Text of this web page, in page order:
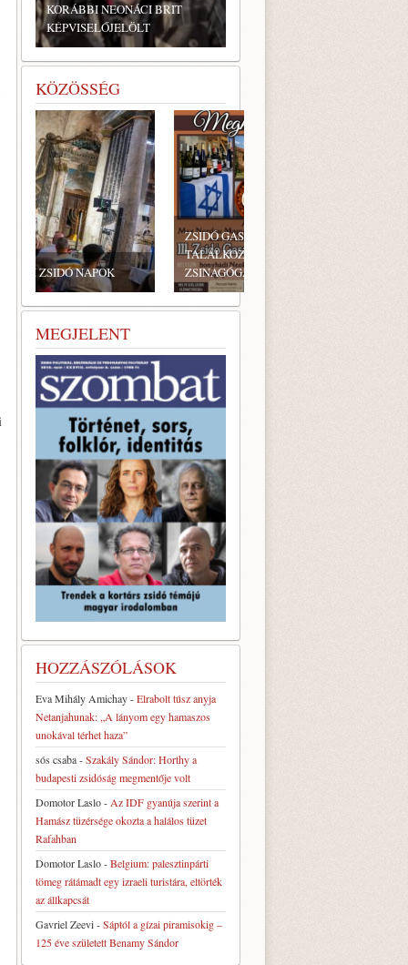
KORÁBBI NEONÁCI BRIT
KÉPVISELŐJELÖLT
KÖZÖSSÉG
ZSIDÓ GASZTRONÓMIAI
TALÁLKOZÓ A BONYHÁDI
ZSINAGÓGÁBAN
MEGJELENT
HOZZÁSZÓLÁSOK
Eva Mihály Amichay-Elrabolt túsz anyja
Netanjahunak: „A lányom egy hamaszos
unokával térhet haza”
sós csaba-Szakály Sándor: Horthy a
budapesti zsidóság megmentője volt
Domotor Laslo- Az IDF gyanúja szerint a
Hamász tüzérsége okozta a halálos tüzet
Rafahban
Domotor Laslo-Belgium: palesztinpárti
tömeg rátámadt egy izraeli turistára, eltörték
az állkapcsát
Gavriel Zeevi-Sáptól a gízai piramisokig –
125 éve született Benamy Sándor